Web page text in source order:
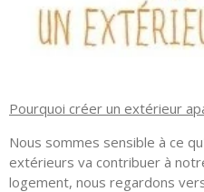
Pourquoi créer un extérieur
Nous sommes sensible à ce
extérieurs va contribuer à
logement, nous regardons